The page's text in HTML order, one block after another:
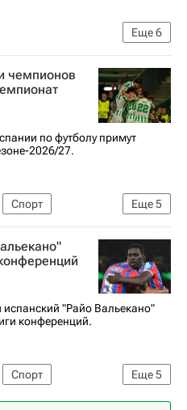
Еще6
по футболу)
чемпионов
по футболу примут
2026/27.
Еще5
Спорт
Союз европейских футбольных ассоциаций (УЕФА)
по футболу)
"Райо Вальекано"
конференций.
Еще5
Спорт
Шахтер